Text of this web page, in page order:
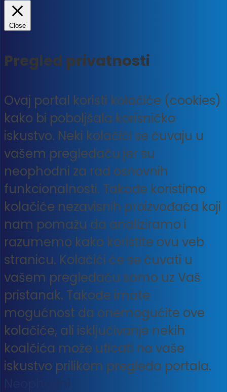
Close
Pregled privatnosti
Ovaj portal koristi kolačiće (cookies)
kako bi poboljšala korisničko
iskustvo. Neki kolačići se čuvaju u
vašem pregledaču jer su
neophodni za rad osnovnih
funkcionalnosti. Takođe koristimo
kolačiće nezavisnih proizvođača koji
nam pomažu da analiziramo i
razumemo kako koristite ovu veb
stranicu. Kolačići će se čuvati u
vašem pregledaču samo uz Vaš
pristanak. Takođe imate
mogućnost da onemogućite ove
kolačiće, ali isključivanje nekih
koalčića može uticati na vaše
iskustvo prilikom pregleda portala.